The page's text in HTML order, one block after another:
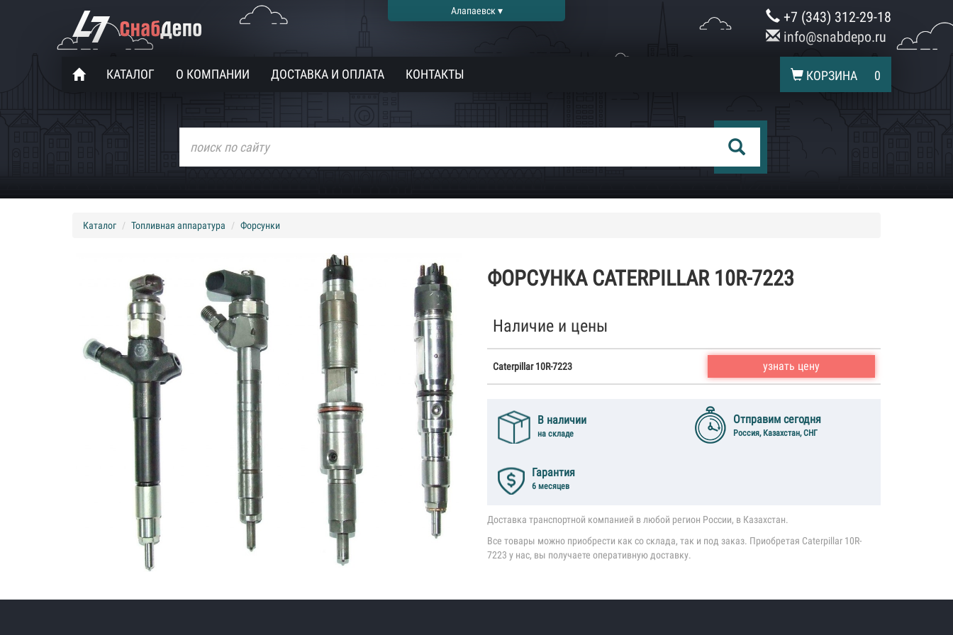
Алапаевск ▾
+7 (343) 312-29-18
info@snabdepo.ru
КАТАЛОГ О КОМПАНИИ ДОСТАВКА И ОПЛАТА КОНТАКТЫ КОРЗИНА 0
Каталог Топливная аппаратура Форсунки
ФОРСУНКА CATERPILLAR 10R-7223
Наличие и цены
Caterpillar 10R-7223 узнать цену
В наличии
на складе
Отправим сегодня
Россия, Казахстан, СНГ
Гарантия
6 месяцев
Доставка транспортной компанией в любой регион России, в Казахстан.
Все товары можно приобрести как со склада, так и под заказ. Приобретая Caterpillar 10R-
7223 у нас, вы получаете оперативную доставку.